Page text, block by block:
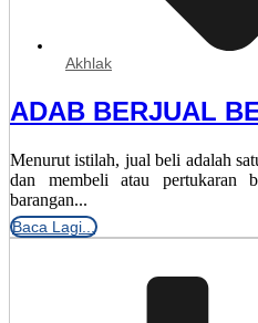
Akhlak
ADAB BERJUAL
Menurut istilah, jual beli adalah
dan membeli atau pertukaran
barangan...
Baca Lagi...